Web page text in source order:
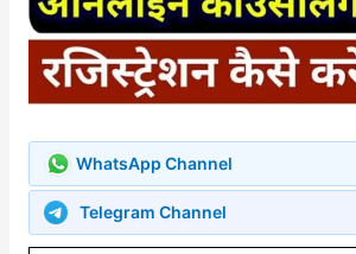
WhatsApp Channel
Telegram Channel